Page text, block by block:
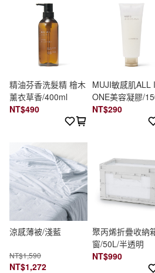
精油芬香洗髮精 檜木
薰衣草香/400ml
NT$490
MUJI敏感肌ALL
ONE美容凝膠/
NT$290
涼感薄被/淺藍
NT$1,590
NT$1,272
聚丙烯折疊收納
窗/50L/半透明
NT$990